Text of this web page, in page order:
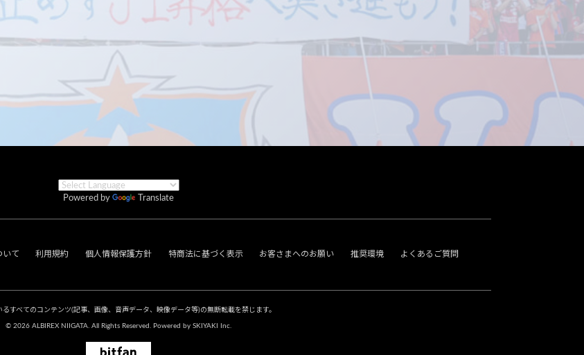
Powered by Translate
いて 利用規約 個人情報保護方針 特商法に基づく表示 お客さまへのお願い 推奨環境 よくあるご質問
るすべてのコンテンツ(記事、画像、音声データ、映像データ等)の無断転載を禁じます。
© 2026 ALBIREX NIIGATA. All Rights Reserved. Powered by SKIYAKI Inc.